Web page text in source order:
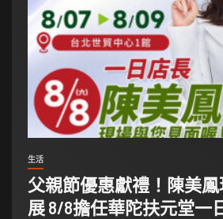
生活
父親節優惠獻禮！陳美
展 8/8擔任華陀扶元堂一